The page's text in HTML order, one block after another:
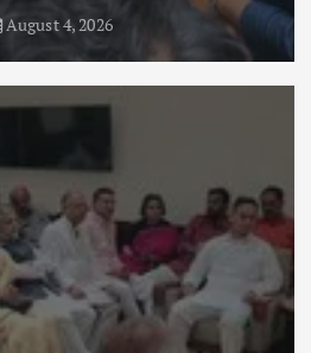
August 4, 2026